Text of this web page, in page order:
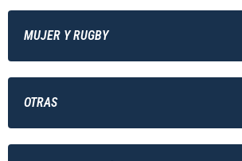
MUJER Y RUGBY
OTRAS